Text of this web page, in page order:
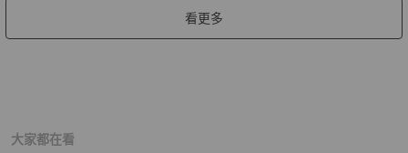
看更多
大家都在看